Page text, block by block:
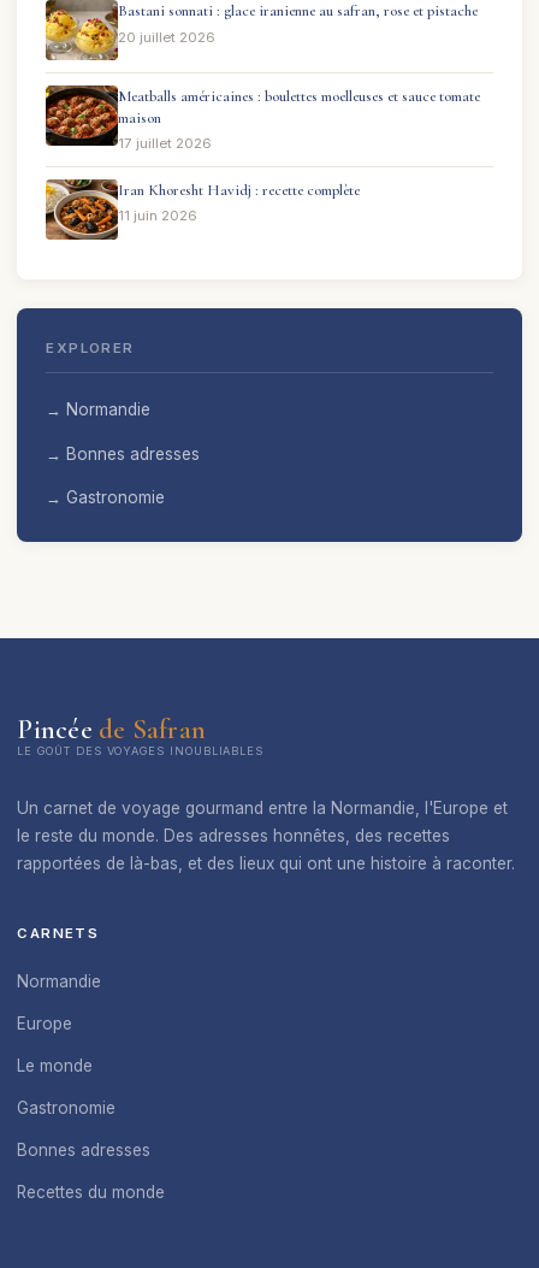
Bastani sonnati : glace iranienne au safran, rose et pistache
20 juillet 2026
Meatballs américaines : boulettes moelleuses et sauce tomate
maison
17 juillet 2026
Iran Khoresht Havidj : recette complète
11 juin 2026
EXPLORER
→ Normandie
→ Bonnes adresses
→ Gastronomie
Pincée de Safran
LE GOÛT DES VOYAGES INOUBLIABLES
Un carnet de voyage gourmand entre la Normandie, l'Europe et
le reste du monde. Des adresses honnêtes, des recettes
rapportées de là-bas, et des lieux qui ont une histoire à raconter.
CARNETS
Normandie
Europe
Le monde
Gastronomie
Bonnes adresses
Recettes du monde